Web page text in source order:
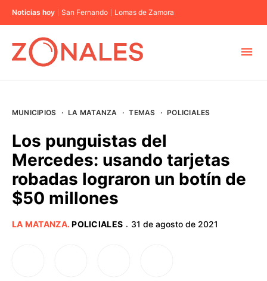
Noticias hoy San Fernando Lomas de Zamora
BUENOS AIRES
PROVINCIAS
MUNICIPIOS · LA MATANZA · TEMAS · POLICIALES
Los punguistas del
Mercedes: usando tarjetas
robadas lograron un botín de
$50 millones
LA MATANZA.POLICIALES · 31 de agosto de 2021